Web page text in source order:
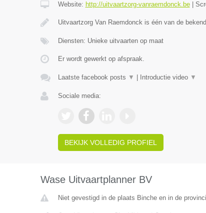
Website: http://uitvaartzorg-vanraemdonck.be|
Uitvaartzorg Van Raemdonck is één van de
Diensten: Unieke uitvaarten op maat
Er wordt gewerkt op afspraak.
Laatste facebook posts ▼ Introductie video ▼
Sociale media:
BEKIJK VOLLEDIG PROFIEL
Wase Uitvaartplanner BV
Niet gevestigd in de plaats Binche en in de